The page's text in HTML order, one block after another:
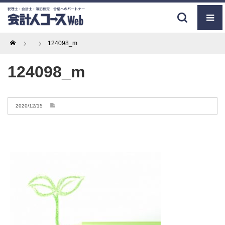
Home 124098_m
124098_m
2020/12/15